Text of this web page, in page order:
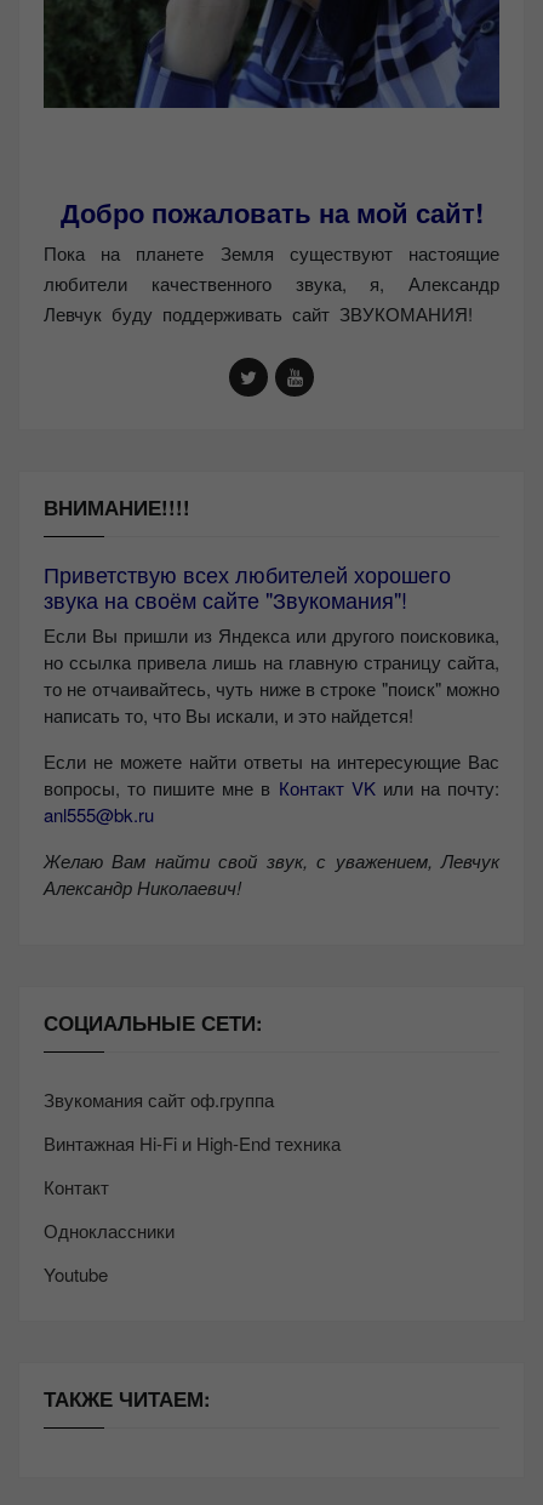
Добро пожаловать на мой сайт!
Пока на планете Земля существуют настоящие
любители качественного звука, я, Александр
Левчук буду поддерживать сайт ЗВУКОМАНИЯ!
ВНИМАНИЕ!!!!
Приветствую всех любителей хорошего
звука на своём сайте "Звукомания"!
Если Вы пришли из Яндекса или другого поисковика,
но ссылка привела лишь на главную страницу сайта,
то не отчаивайтесь, чуть ниже в строке "поиск" можно
написать то, что Вы искали, и это найдется!
Если не можете найти ответы на интересующие Вас
вопросы, то пишите мне в Контакт VKили на почту:
anl555@bk.ru
Желаю Вам найти свой звук, с уважением, Левчук
Александр Николаевич!
СОЦИАЛЬНЫЕ СЕТИ:
Звукомания сайт оф.группа
Винтажная Hi-Fi и High-End техника
Контакт
Одноклассники
Youtube
ТАКЖЕ ЧИТАЕМ: